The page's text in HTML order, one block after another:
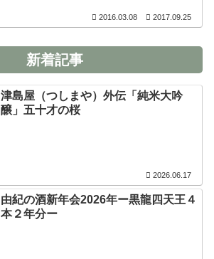
2016.03.08 2017.09.25
新着記事
津島屋（つしまや）外伝「純米大吟
醸」五十才の桜
2026.06.17
由紀の酒新年会2026年ー黒龍四天王４
本２年分ー